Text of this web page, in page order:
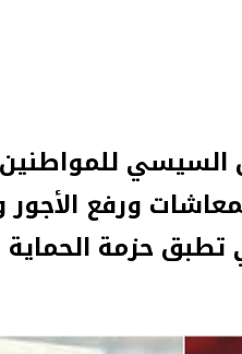
ورفع الأجور